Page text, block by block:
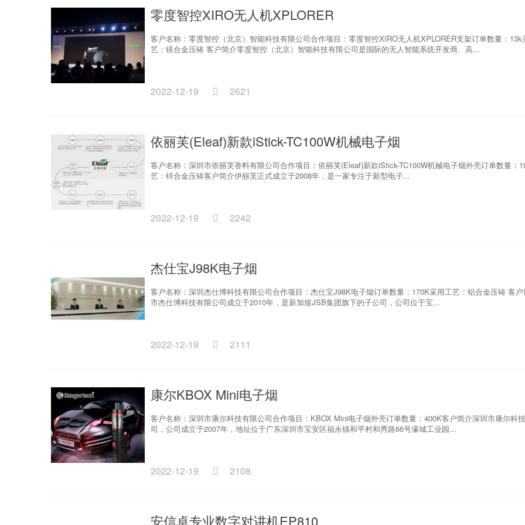
零度智控XIRO无人机XPLORER
客户名称：零度智控（北京）智能科技有限公司合作项目：零度智控XIRO无人机XPLORER支架订单数量：13k
艺：镁合金压铸 客户简介零度智控（北京）智能科技有限公司是国际的无人智能系统开发商、高...
2022-12-19 2621
依丽芙(Eleaf)新款iStick-TC100W机械电子烟
客户名称：深圳市依丽芙香料有限公司合作项目：依丽芙(Eleaf)新款iStick-TC100W机械电子烟外壳订单数量：
艺：锌合金压铸客户简介伊丽芙正式成立于2008年，是一家专注于新型电子...
2022-12-19 2242
杰仕宝J98K电子烟
客户名称：深圳杰仕博科技有限公司合作项目：杰仕宝J98K电子烟订单数量：170K采用工艺：铝合金压铸 客
市杰仕博科技有限公司成立于2010年，是新加坡JSB集团旗下的子公司，公司位于宝...
2022-12-19 2111
康尔KBOX Mini电子烟
客户名称：深圳市康尔科技有限公司合作项目：KBOX Mini电子烟外壳订单数量：400K客户简介深圳市康尔科
司，公司成立于2007年，地址位于广东深圳市宝安区福永镇和平村和秀路66号濠城工业园...
2022-12-19 2108
安信卓专业数字对讲机EP810